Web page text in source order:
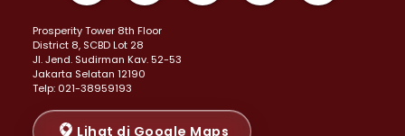
Properti Dijual di Menteng >
Properti Dijual di Senen >
Properti Dijual di Tanah Abang >
Properti Dijual di Cikini >
Properti Dijual di Kramat >
Prosperity Tower 8th Floor
District 8, SCBD Lot 28
JI. Jend. Sudirman Kav. 52-53
Jakarta Selatan 12190
Telp: 021-38959193
Lihat di Google Maps